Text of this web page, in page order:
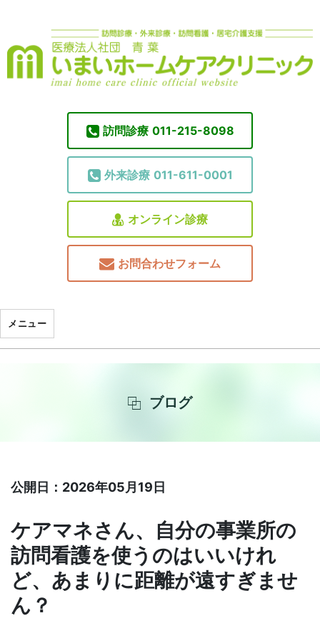
訪問診療 011-215-8098
外来診療 011-611-0001
オンライン診療
お問合わせフォーム
メニュー
ブログ
公開日：2026年05月19日
ケアマネさん、自分の事業所の
訪問看護を使うのはいいけれ
ど、あまりに距離が遠すぎませ
ん？